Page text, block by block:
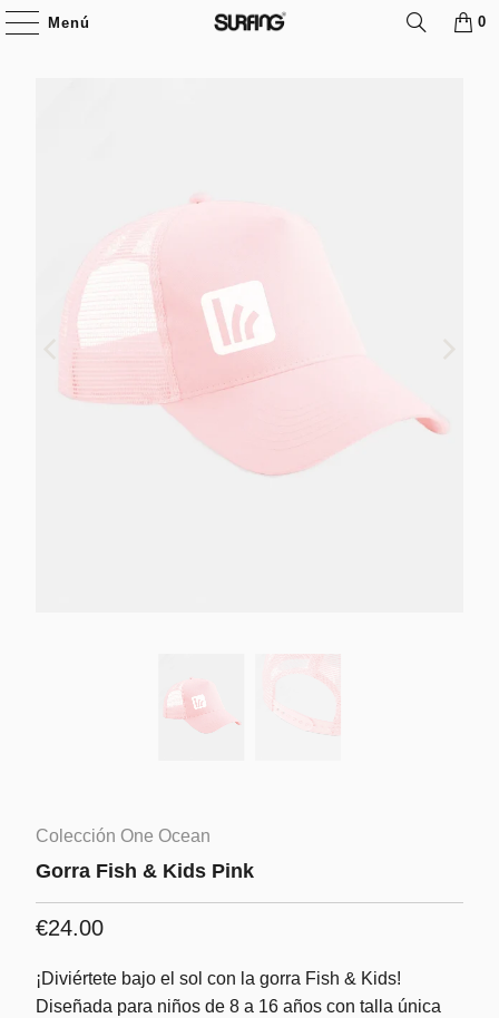
Menú 0
Colección One Ocean
Gorra Fish & Kids Pink
€24.00
¡Diviértete bajo el sol con la gorra Fish & Kids!
Diseñada para niños de 8 a 16 años con talla única